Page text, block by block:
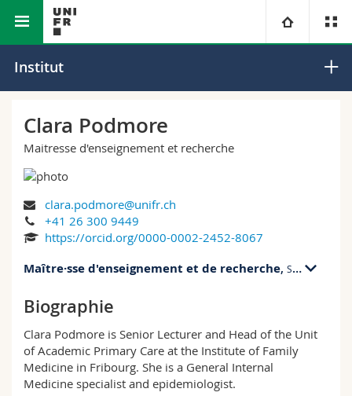
Université
Campus
Université
Formation continue
Théologie
Sciences économiques et sociales et management
Lettres et sciences humaines
Sciences de l'éducation et de la formation
Sciences et médecine
Vous êtes
Etudiants
Chercheurs
Collaborateurs
Annuaire du personnel
Bibliothèques
Webmail
Faculté des sciences et
Institut de médecine
Institut
Clara Podmore
Maitresse d'enseignement et recherche
clara.podmore@unifr.ch
+41 26 300 9449
https://orcid.org/0000-0002-2452-8067
Maître·sse d'enseignement et de recherche, Section de médecine
+41 26 300 9449
Biographie
Clara Podmore is Senior Lecturer and Head of the Unit
of Academic Primary Care at the Institute of Family
Medicine in Fribourg. She is a General Internal
Medicine specialist and epidemiologist.